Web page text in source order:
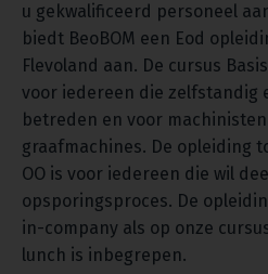
u gekwalificeerd personeel
biedt BeoBOM een Eod
Flevoland aan. De cursus
voor iedereen die zelfstandig
betreden en voor
graafmachines. De opleiding
OO is voor iedereen die wil
opsporingsproces. De
in-company als op onze
lunch is inbegrepen.